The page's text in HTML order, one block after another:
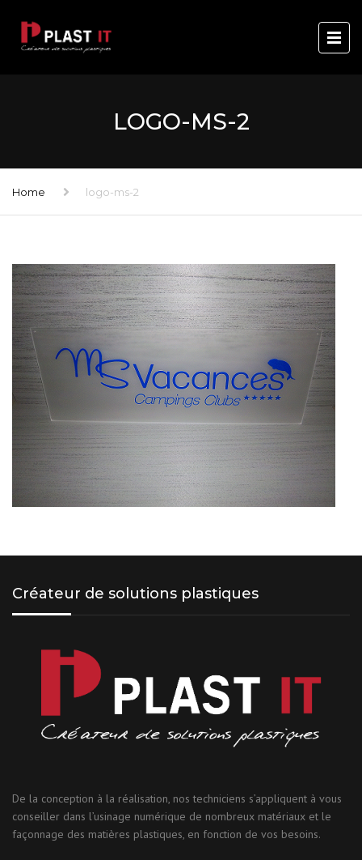
LOGO-MS-2
Home logo-ms-2
Créateur de solutions plastiques
De la conception à la réalisation, nos techniciens s’appliquent à vous
conseiller dans l’usinage numérique de nombreux matériaux et le
façonnage des matières plastiques, en fonction de vos besoins.